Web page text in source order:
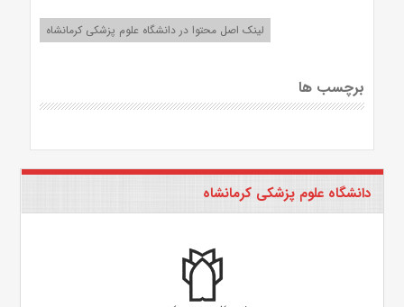
لینک اصل محتوا در دانشگاه علوم پزشکی کرمانشاه
برچسب ها
دانشگاه علوم پزشکی کرمانشاه